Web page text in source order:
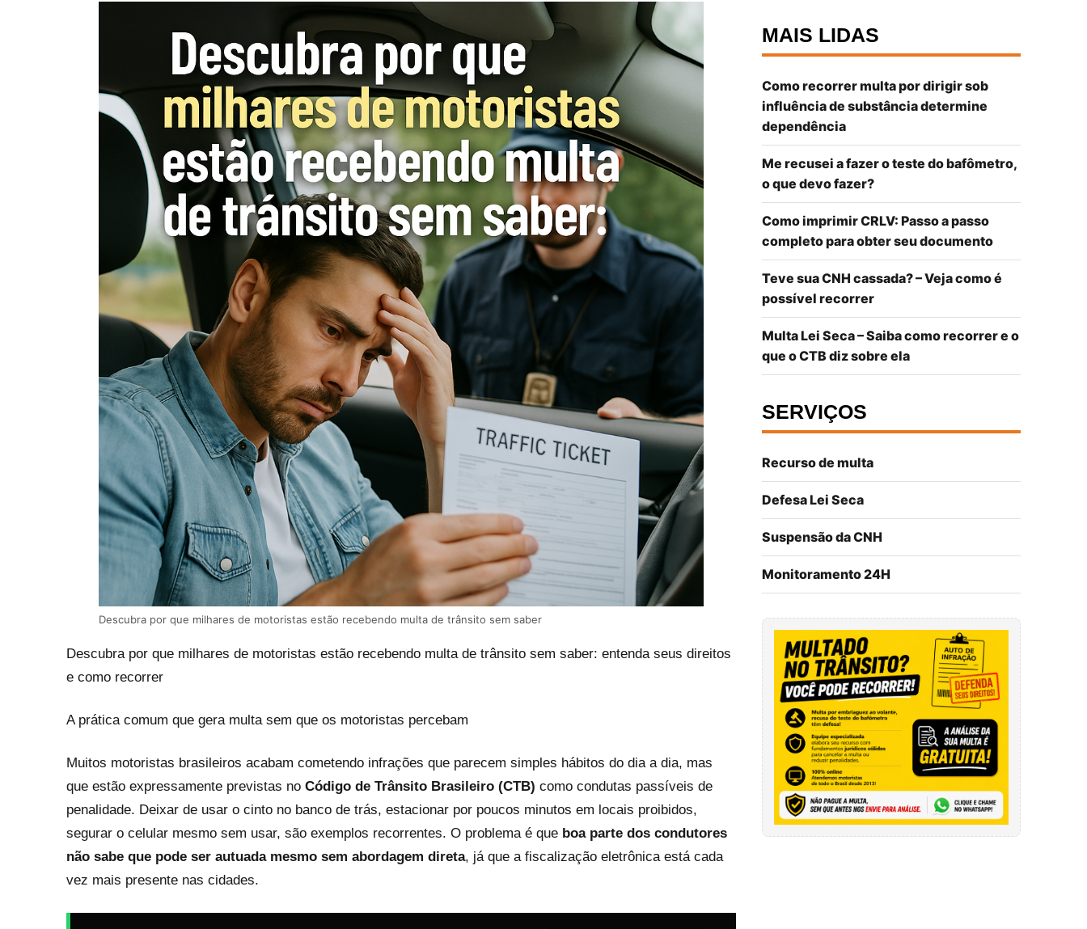
Descubra por que milhares de motoristas estão recebendo multa de trânsito sem saber
Descubra por que milhares de motoristas estão recebendo multa de trânsito sem saber: entenda seus direitos
e como recorrer
A prática comum que gera multa sem que os motoristas percebam
Muitos motoristas brasileiros acabam cometendo infrações que parecem simples hábitos do dia a dia, mas
que estão expressamente previstas no Código de Trânsito Brasileiro (CTB) como condutas passíveis de
penalidade. Deixar de usar o cinto no banco de trás, estacionar por poucos minutos em locais proibidos,
segurar o celular mesmo sem usar, são exemplos recorrentes. O problema é que boa parte dos condutores
não sabe que pode ser autuada mesmo sem abordagem direta, já que a fiscalização eletrônica está cada
vez mais presente nas cidades.
MAIS LIDAS
Como recorrer multa por dirigir sob
influência de substância determine
dependência
Me recusei a fazer o teste do bafômetro,
o que devo fazer?
Como imprimir CRLV: Passo a passo
completo para obter seu documento
Teve sua CNH cassada? – Veja como é
possível recorrer
Multa Lei Seca – Saiba como recorrer e o
que o CTB diz sobre ela
SERVIÇOS
Recurso de multa
Defesa Lei Seca
Suspensão da CNH
Monitoramento 24H